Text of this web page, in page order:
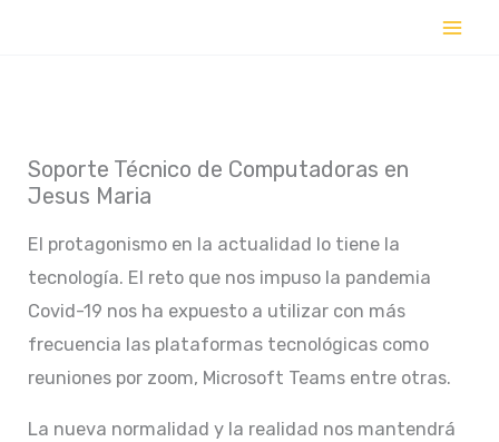
Soporte Técnico de Computadoras en
Jesus Maria
El protagonismo en la actualidad lo tiene la
tecnología. El reto que nos impuso la pandemia
Covid-19 nos ha expuesto a utilizar con más
frecuencia las plataformas tecnológicas como
reuniones por zoom, Microsoft Teams entre otras.
La nueva normalidad y la realidad nos mantendrá